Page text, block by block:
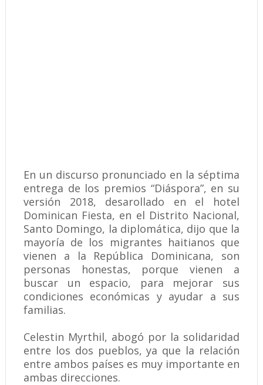
En un discurso pronunciado en la séptima
entrega de los premios “Diáspora”, en su
versión 2018, desarollado en el hotel
Dominican Fiesta, en el Distrito Nacional,
Santo Domingo, la diplomática, dijo que la
mayoría de los migrantes haitianos que
vienen a la República Dominicana, son
personas honestas, porque vienen a
buscar un espacio, para mejorar sus
condiciones económicas y ayudar a sus
familias.
Celestin Myrthil, abogó por la solidaridad
entre los dos pueblos, ya que la relación
entre ambos países es muy importante en
ambas direcciones.